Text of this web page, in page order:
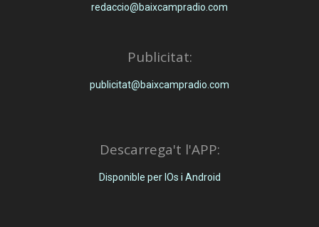
redaccio@baixcampradio.com
Publicitat:
publicitat@baixcampradio.com
Descarrega't l'APP:
Disponible per IOs i Android